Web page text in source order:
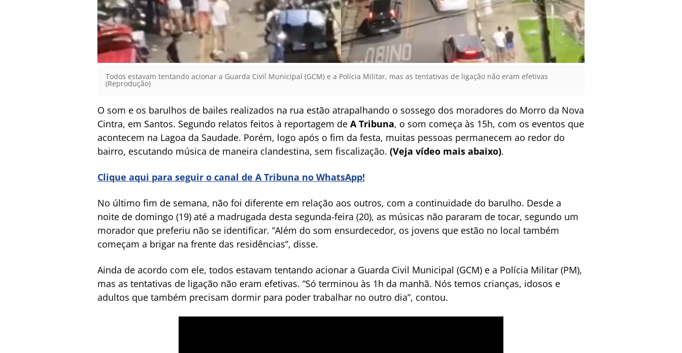
Todos estavam tentando acionar a Guarda Civil Municipal (GCM) e a Polícia Militar, mas as tentativas de ligação não eram efetivas
(Reprodução)
O som e os barulhos de bailes realizados na rua estão atrapalhando o sossego dos moradores do Morro da Nova
Cintra, em Santos. Segundo relatos feitos à reportagem de A Tribuna, o som começa às 15h, com os eventos que
acontecem na Lagoa da Saudade. Porém, logo após o fim da festa, muitas pessoas permanecem ao redor do
bairro, escutando música de maneira clandestina, sem fiscalização. (Veja vídeo mais abaixo).
Clique aqui para seguir o canal de A Tribuna no WhatsApp!
No último fim de semana, não foi diferente em relação aos outros, com a continuidade do barulho. Desde a
noite de domingo (19) até a madrugada desta segunda-feira (20), as músicas não pararam de tocar, segundo um
morador que preferiu não se identificar. “Além do som ensurdecedor, os jovens que estão no local também
começam a brigar na frente das residências”, disse.
Ainda de acordo com ele, todos estavam tentando acionar a Guarda Civil Municipal (GCM) e a Polícia Militar (PM),
mas as tentativas de ligação não eram efetivas. “Só terminou às 1h da manhã. Nós temos crianças, idosos e
adultos que também precisam dormir para poder trabalhar no outro dia”, contou.